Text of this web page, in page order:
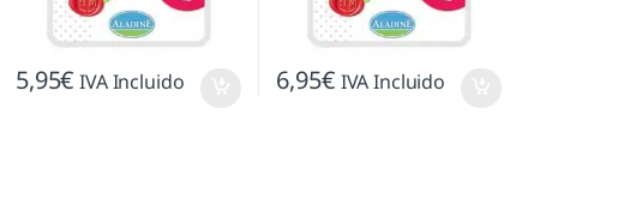
5,95€ IVA Incluido 6,95€ IVA Incluido